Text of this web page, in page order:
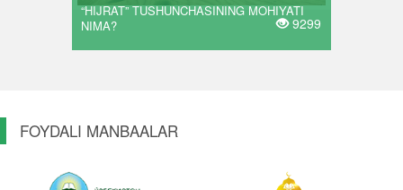
“HIJRAT” TUSHUNCHASINING MOHIYATI
NIMA?
9299
FOYDALI MANBAALAR